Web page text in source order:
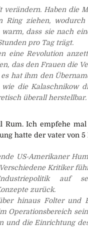
verändern. Haben die
Ring ziehen,
dass sie nach
pro Tag trägt.
eine Revolution
das den Frauen die
hat ihm den
die Kalaschnikow
überall herstellbar.
Rum. Ich empfehe
hatte der vater von
US-Amerikaner
Kritiker
auf
zurück.
hinaus Folter und
Operationsbereich
und die Einrichtung